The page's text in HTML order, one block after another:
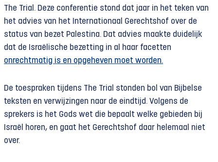
The Trial. Deze conferentie stond dat jaar in het teken van
het advies van het Internationaal Gerechtshof over de
status van bezet Palestina. Dat advies maakte duidelijk
dat de Israëlische bezetting in al haar facetten
onrechtmatig is en opgeheven moet worden.
De toespraken tijdens The Trial stonden bol van Bijbelse
teksten en verwijzingen naar de eindtijd. Volgens de
sprekers is het Gods wet die bepaalt welke gebieden bij
Israël horen, en gaat het Gerechtshof daar helemaal niet
over.